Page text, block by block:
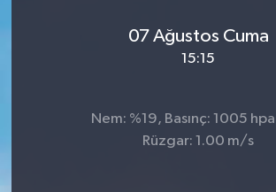
07 Ağustos Cuma
15:15
Nem: %19, Basınç: 1005
Rüzgar: 1.00 m/s